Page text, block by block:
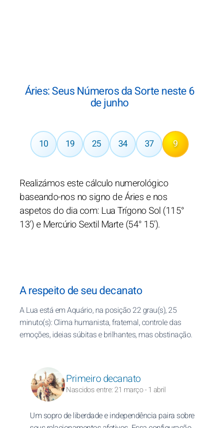
Áries: Seus Números da Sorte neste 6
de junho
10 19 25 34 37 9
Realizámos este cálculo numerológico
baseando-nos no signo de Áries e nos
aspetos do dia com: Lua Trígono Sol (115°
13') e Mercúrio Sextil Marte (54° 15').
A respeito de seu decanato
A Lua está em Aquário, na posição 22 grau(s), 25
minuto(s): Clima humanista, fraternal, controle das
emoções, ideias súbitas e brilhantes, mas obstinação.
Primeiro decanato
Nascidos entre: 21 março - 1 abril
Um sopro de liberdade e independência paira sobre